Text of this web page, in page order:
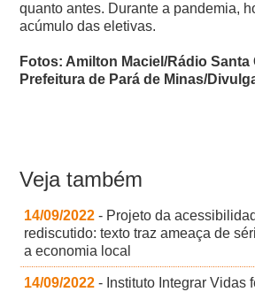
quanto antes. Durante a pandemia,
acúmulo das eletivas.
Fotos: Amilton Maciel/Rádio Santa
Prefeitura de Pará de Minas/
Veja também
14/09/2022 - Projeto da
rediscutido: texto traz ameaça de
a economia local
14/09/2022 - Instituto Integrar Vidas